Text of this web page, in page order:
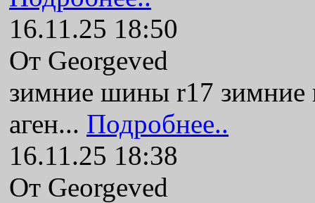
16.11.25 18:50
От Georgeved
зимние шины r17
аген... Подробнее..
16.11.25 18:38
От Georgeved